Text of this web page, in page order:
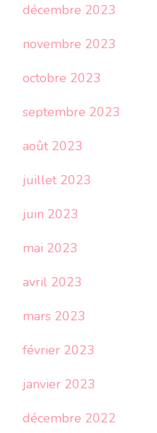
décembre 2023
novembre 2023
octobre 2023
septembre 2023
août 2023
juillet 2023
juin 2023
mai 2023
avril 2023
mars 2023
février 2023
janvier 2023
décembre 2022